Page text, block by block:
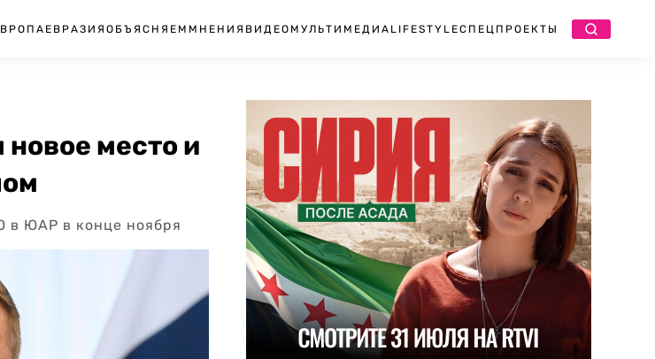
ЕВРАЗИЯ ОБЪЯСНЯЕМ МНЕНИЯ ВИДЕО МУЛЬТИМЕДИА LIFESTYLEСПЕЦПРОЕКТЫ
место и
в ЮАР в конце ноября